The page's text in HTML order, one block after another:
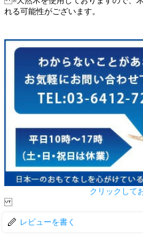
れる可能性がございます。
クリックして
レビューを書く